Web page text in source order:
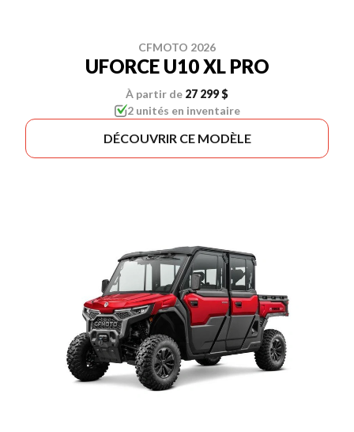
CFMOTO 2026
UFORCE U10 XL PRO
À partir de 27 299 $
2 unités en inventaire
DÉCOUVRIR CE MODÈLE